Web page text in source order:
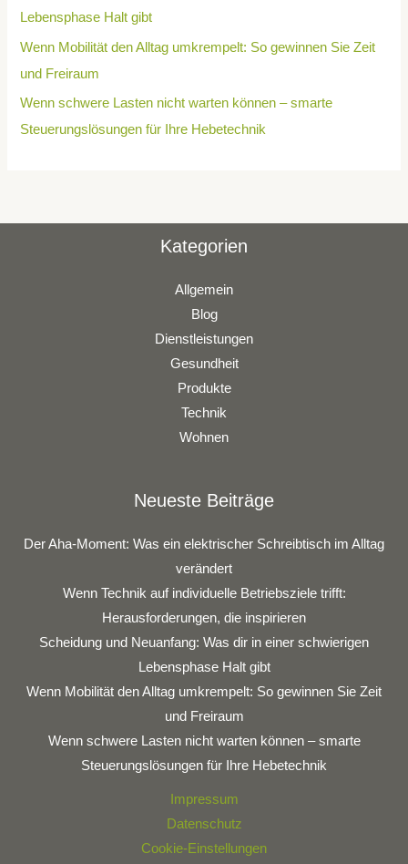
Lebensphase Halt gibt
Wenn Mobilität den Alltag umkrempelt: So gewinnen Sie Zeit
und Freiraum
Wenn schwere Lasten nicht warten können – smarte
Steuerungslösungen für Ihre Hebetechnik
Kategorien
Allgemein
Blog
Dienstleistungen
Gesundheit
Produkte
Technik
Wohnen
Neueste Beiträge
Der Aha-Moment: Was ein elektrischer Schreibtisch im Alltag
verändert
Wenn Technik auf individuelle Betriebsziele trifft:
Herausforderungen, die inspirieren
Scheidung und Neuanfang: Was dir in einer schwierigen
Lebensphase Halt gibt
Wenn Mobilität den Alltag umkrempelt: So gewinnen Sie Zeit
und Freiraum
Wenn schwere Lasten nicht warten können – smarte
Steuerungslösungen für Ihre Hebetechnik
Impressum
Datenschutz
Cookie-Einstellungen